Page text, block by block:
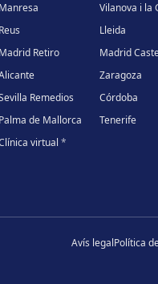
Manresa Vilanova i la
Reus Lleida
Madrid Retiro Madrid
Zaragoza
Remedios Córdoba
Palma de Mallorca Tenerife
virtual *
Avís legalPolítica